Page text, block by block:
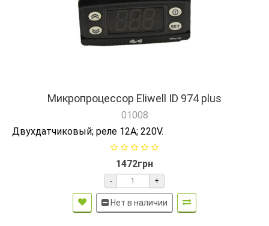
Микропроцессор Eliwell ID 974 plus
01008
Двухдатчиковый; реле 12А; 220V.
1472грн
- +
Нет в наличии